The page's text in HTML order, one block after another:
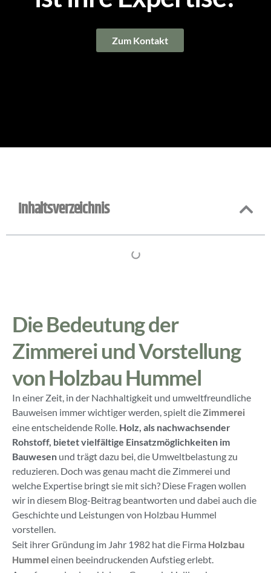
Zum Kontakt
Inhaltsverzeichnis
Die Bedeutung der
Zimmerei und Vorstellung
von Holzbau Hummel
In einer Zeit, in der Nachhaltigkeit und umweltfreundliche
Bauweisen immer wichtiger werden, spielt die Zimmerei
eine entscheidende Rolle. Holz, als nachwachsender
Rohstoff, bietet vielfältige Einsatzmöglichkeiten im
Bauwesen und trägt dazu bei, die Umweltbelastung zu
reduzieren. Doch was genau macht die Zimmerei und
welche Expertise bringt sie mit sich? Diese Fragen wollen
wir in diesem Blog-Beitrag beantworten und dabei auch die
Geschichte und Leistungen von Holzbau Hummel
vorstellen.
Seit ihrer Gründung im Jahr 1982 hat die Firma Holzbau
Hummel einen beeindruckenden Aufstieg erlebt.